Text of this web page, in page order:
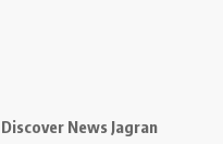
Discover News Jagran